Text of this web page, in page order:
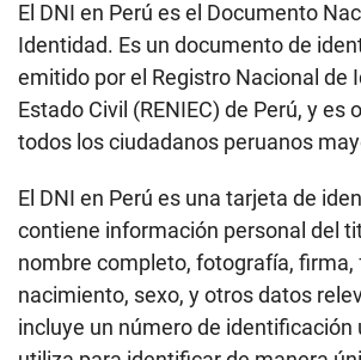
El DNI en Perú es el Documento
Identidad. Es un documento de
emitido por el Registro Nacional de
Estado Civil (RENIEC) de Perú, y es
todos los ciudadanos peruanos
El DNI en Perú es una tarjeta de
contiene información personal del
nombre completo, fotografía, firma,
nacimiento, sexo, y otros datos
incluye un número de identificación